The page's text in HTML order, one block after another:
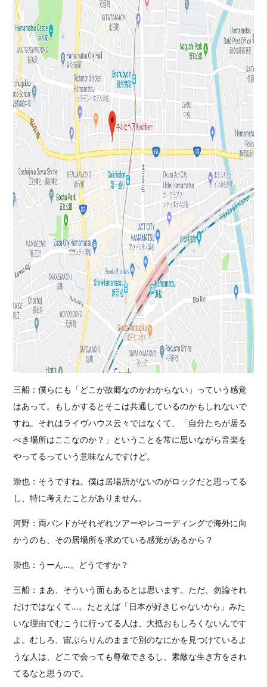
三船：僕らにも「どこが故郷なのかわからない」っていう感覚
はあって。もしかするとそこは共通しているのかもしれないで
すね。それはライヴハウス云々ではなくて、「自分たちが居る
べき場所はここなのか？」ということを常に思いながら音楽を
やってるっていう意味なんですけど。
崇也：そうですね。僕は居場所がないのがロックだと思ってる
し、特に考えたことがありません。
河野：両バンドがそれぞれツアーやレコーディングで海外に向
かうのも、その居場所を求めている感覚があるから？
崇也：うーん…。どうですか？
三船：まあ、そういう面もあるとは思います。ただ、勿論それ
だけではなくて…。たとえば「日本が好きじゃないから」みた
いな理由でむこうに行ってる人は、大抵おもしろくないんです
よ。むしろ、宙ぶらりんのままで別のなにかを見つけているよ
うな人は、どこで会っても尊敬できるし、素敵な生き方をされ
てるなと思うので。